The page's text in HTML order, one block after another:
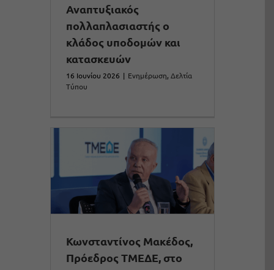
Αναπτυξιακός
πολλαπλασιαστής ο
κλάδος υποδομών και
κατασκευών
16 Ιουνίου 2026 | Ενημέρωση, Δελτία
Τύπου
Κωνσταντίνος Μακέδος,
Πρόεδρος ΤΜΕΔΕ, στο